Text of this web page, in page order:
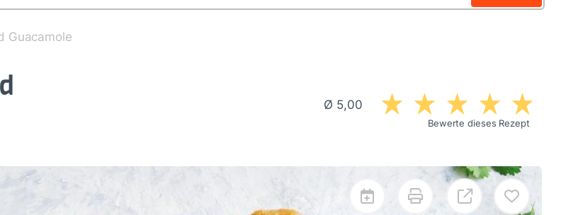
Guacamole
Ø 5,00
Bewerte dieses Rezept